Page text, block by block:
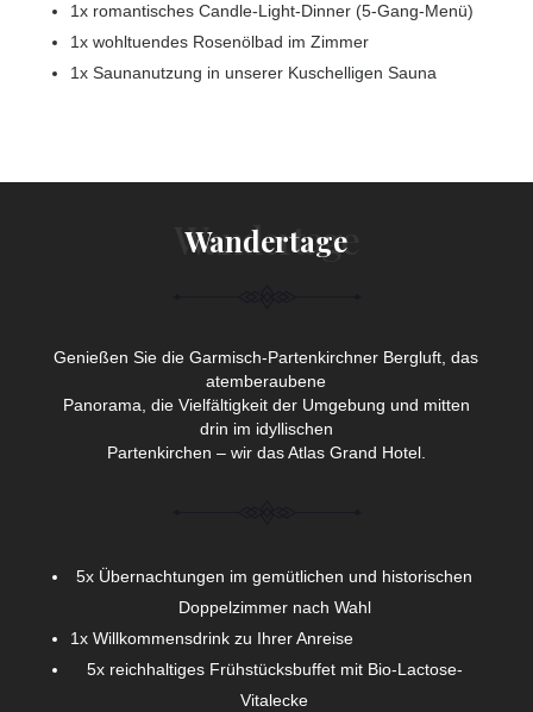
1x romantisches Candle-Light-Dinner (5-Gang-Menü)
1x wohltuendes Rosenölbad im Zimmer
1x Saunanutzung in unserer Kuschelligen Sauna
Wandertage
Genießen Sie die Garmisch-Partenkirchner Bergluft, das
atemberaubene
Panorama, die Vielfältigkeit der Umgebung und mitten
drin im idyllischen
Partenkirchen – wir das Atlas Grand Hotel.
5x Übernachtungen im gemütlichen und historischen
Doppelzimmer nach Wahl
1x Willkommensdrink zu Ihrer Anreise
5x reichhaltiges Frühstücksbuffet mit Bio-Lactose-
Vitalecke